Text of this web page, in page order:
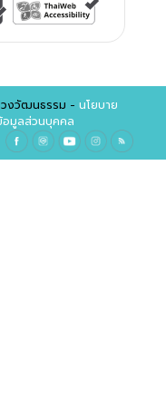
วงวัฒนธรรม - นโยบาย
อมูลส่วนบุคคล